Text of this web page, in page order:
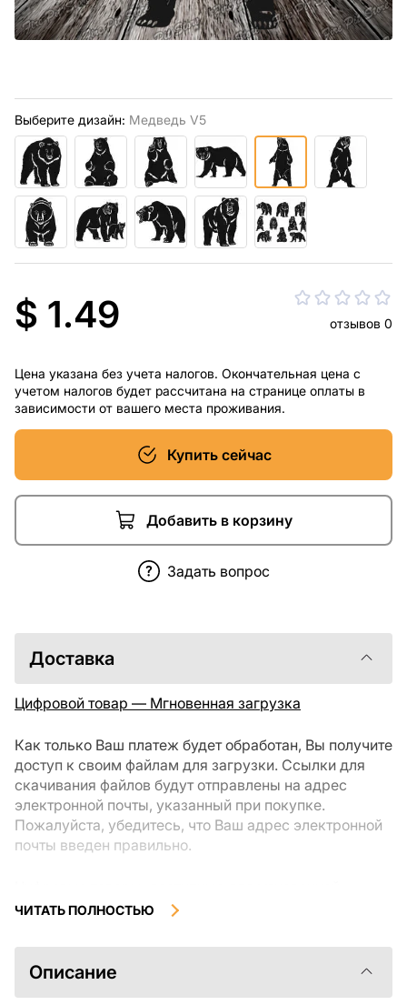
Выберите дизайн: Медведь V5
$ 1.49 отзывов 0
Цена указана без учета налогов. Окончательная цена с
учетом налогов будет рассчитана на странице оплаты в
зависимости от вашего места проживания.
Купить сейчас
Добавить в корзину
Задать вопрос
Доставка
Цифровой товар — Мгновенная загрузка
Как только Ваш платеж будет обработан, Вы получите
доступ к своим файлам для загрузки. Ссылки для
скачивания файлов будут отправлены на адрес
электронной почты, указанный при покупке.
Пожалуйста, убедитесь, что Ваш адрес электронной
почты введен правильно.
загрузки, не подлежат возврату или обмену после их
ознакомиться с описанием товара и задать все
интересующие Вас вопросы перед покупкой. Если у
ЧИТАТЬ ПОЛНОСТЬЮ
Описание